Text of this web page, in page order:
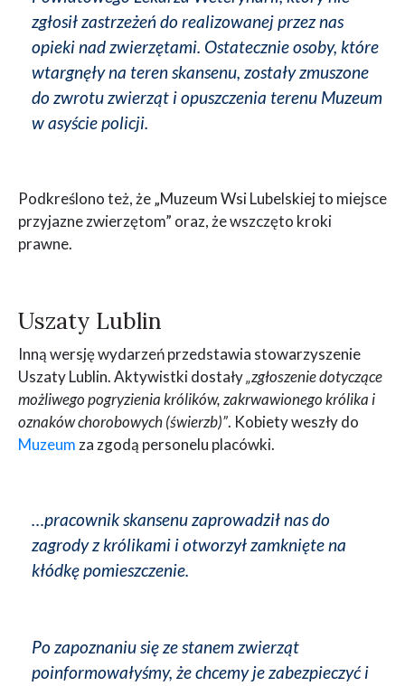
zgłosił zastrzeżeń do realizowanej przez nas
opieki nad zwierzętami. Ostatecznie osoby, które
wtargnęły na teren skansenu, zostały zmuszone
do zwrotu zwierząt i opuszczenia terenu Muzeum
w asyście policji.
Podkreślono też, że „Muzeum Wsi Lubelskiej to miejsce
przyjazne zwierzętom” oraz, że wszczęto kroki
prawne.
Uszaty Lublin
Inną wersję wydarzeń przedstawia stowarzyszenie
Uszaty Lublin. Aktywistki dostały„zgłoszenie dotyczące
możliwego pogryzienia królików, zakrwawionego królika i
oznaków chorobowych (świerzb)”. Kobiety weszły do
Muzeumza zgodą personelu placówki.
…pracownik skansenu zaprowadził nas do
zagrody z królikami i otworzył zamknięte na
kłódkę pomieszczenie.
Po zapoznaniu się ze stanem zwierząt
poinformowałyśmy, że chcemy je zabezpieczyć i